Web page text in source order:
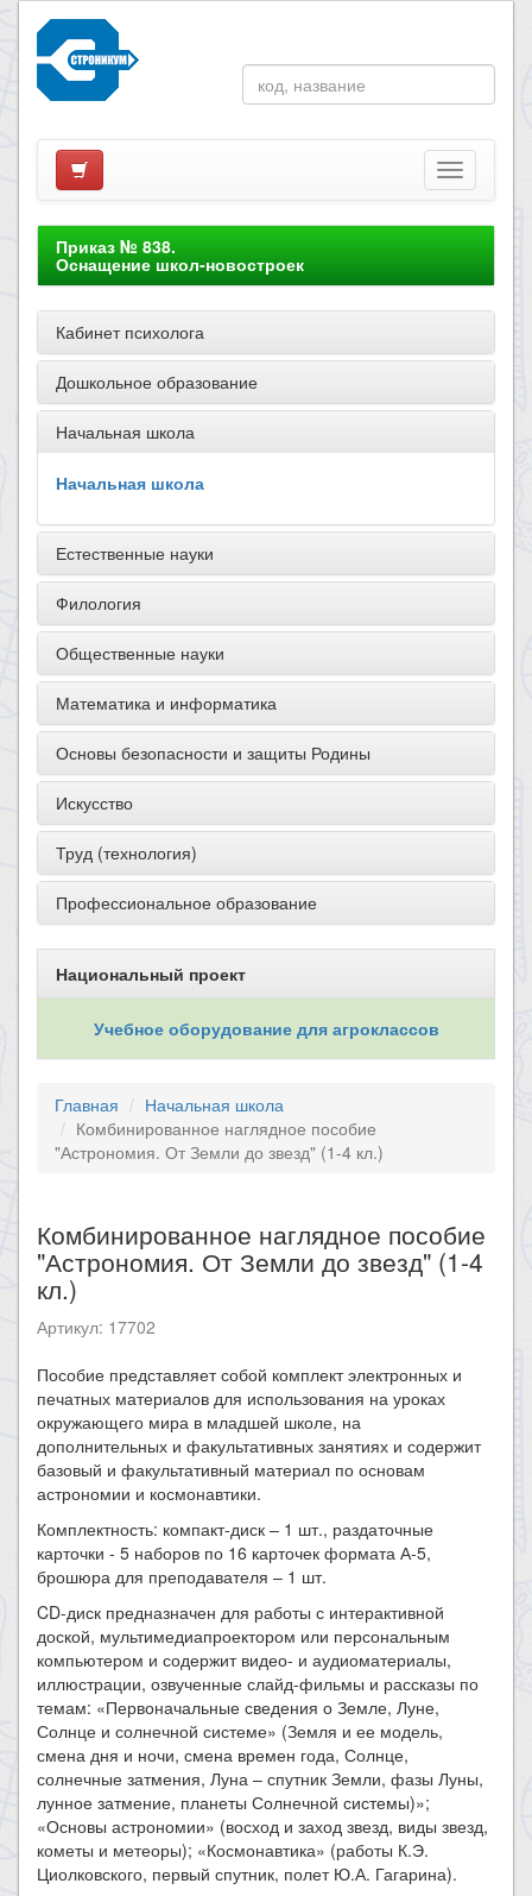
Приказ № 838.
Оснащение школ-новостроек
Кабинет психолога
Дошкольное образование
Начальная школа
Начальная школа
Естественные науки
Филология
Общественные науки
Математика и информатика
Основы безопасности и защиты Родины
Искусство
Труд (технология)
Профессиональное образование
Национальный проект
Учебное оборудование для агроклассов
Главная
Начальная школа
Комбинированное наглядное пособие
"Астрономия. От Земли до звезд" (1-4 кл.)
Комбинированное наглядное пособие
"Астрономия. От Земли до звезд" (1-4
кл.)
Артикул: 17702
​Пособие представляет собой комплект электронных и
печатных материалов для использования на уроках
окружающего мира в младшей школе, на
дополнительных и факультативных занятиях и содержит
базовый и факультативный материал по основам
астрономии и космонавтики.
Комплектность: компакт-диск – 1 шт., раздаточные
карточки - 5 наборов по 16 карточек формата А-5,
брошюра для преподавателя – 1 шт.
CD-диск предназначен для работы с интерактивной
доской, мультимедиапроектором или персональным
компьютером и содержит видео- и аудиоматериалы,
иллюстрации, озвученные слайд-фильмы и рассказы по
темам: «Первоначальные сведения о Земле, Луне,
Солнце и солнечной системе» (Земля и ее модель,
смена дня и ночи, смена времен года, Солнце,
солнечные затмения, Луна – спутник Земли, фазы Луны,
лунное затмение, планеты Солнечной системы)»;
«Основы астрономии» (восход и заход звезд, виды звезд,
кометы и метеоры); «Космонавтика» (работы К.Э.
Циолковского, первый спутник, полет Ю.А. Гагарина).